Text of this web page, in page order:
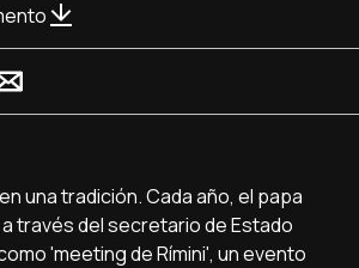
una tradición. Cada año, el papa
través del secretario de Estado
'meeting de Rímini', un evento